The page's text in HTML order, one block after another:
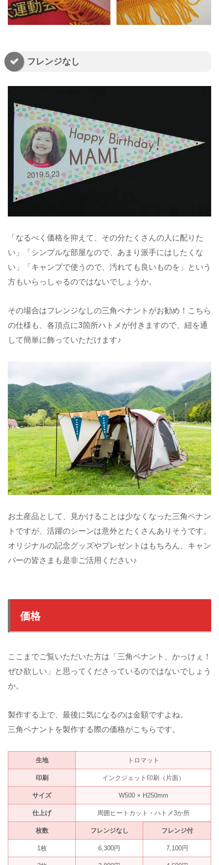
フレンジなし
「なるべく価格を抑えて、その分たくさんの人に配りた
い」「シンプルな部屋なので、あまり派手にはしたくな
い」「キャンプで使うので、汚れても良いものを」という
方もいらっしゃるのではないでしょうか。
その場合はフレンジなしの三角ペナントがお勧め！こちら
の仕様も、各頂点に3箇所ハトメが付きますので、紐を通
して簡単に飾っていただけます♪
お土産品として、見かけることは少なくなった三角ペナン
トですが、活躍のシーンは意外とたくさんありそうです。
オリジナルの記念グッズやプレゼントはもちろん、キャン
パーの皆さまも是非ご活用ください♪
価格
ここまでご覧いただいた方は「三角ペナント、かっけぇ！
ぜひ欲しい」と思ってくださっているのではないでしょう
か。
製作する上で、最後に気になるのは金額ですよね。
三角ペナントを製作する際の価格がこちらです。
生地 トロマット
印刷 インクジェット印刷（片面）
サイズ W500 × H250mm
仕上げ 周囲ヒートカット・ハトメ3か所
枚数 フレンジなし フレンジ付
1枚 6,300円 7,100円